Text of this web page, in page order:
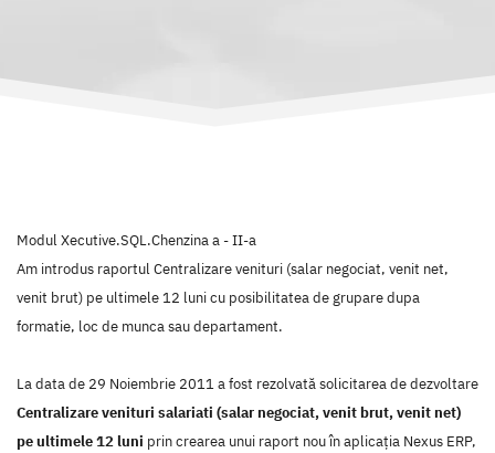
Modul Xecutive.SQL.Chenzina a - II-a
Am introdus raportul Centralizare venituri (salar negociat, venit net,
venit brut) pe ultimele 12 luni cu posibilitatea de grupare dupa
formatie, loc de munca sau departament.
La data de 29 Noiembrie 2011 a fost rezolvată solicitarea de dezvoltare
Centralizare venituri salariati (salar negociat, venit brut, venit net)
pe ultimele 12 luni prin crearea unui raport nou în aplicaţia Nexus ERP,